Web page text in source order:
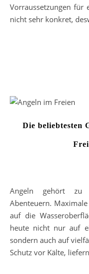
Vorraussetzungen für
nicht sehr konkret,
Die beliebtesten
Angeln gehört zu den faszinierendsten Outdoor-
Abenteuern.
auf die
heute nicht nur auf
sondern auch auf
Schutz vor Kälte,